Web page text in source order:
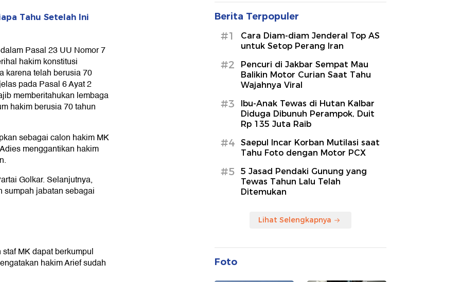
Tahu Setelah Ini
Pasal 23 UU Nomor 7
hakim konstitusi
karena telah berusia 70
pada Pasal 6 Ayat 2
memberitahukan lembaga
hakim berusia 70 tahun
sebagai calon hakim MK
menggantikan hakim
Golkar. Selanjutnya,
jabatan sebagai
MK dapat berkumpul
hakim Arief sudah
Berita Terpopuler
#1
Cara Diam-diam Jenderal Top AS
untuk Setop Perang Iran
#2
Pencuri di Jakbar Sempat Mau
Balikin Motor Curian Saat Tahu
Wajahnya Viral
#3
Ibu-Anak Tewas di Hutan Kalbar
Diduga Dibunuh Perampok, Duit
Rp 135 Juta Raib
#4
Saepul Incar Korban Mutilasi saat
Tahu Foto dengan Motor PCX
#5
5 Jasad Pendaki Gunung yang
Tewas Tahun Lalu Telah
Ditemukan
Lihat Selengkapnya
Foto